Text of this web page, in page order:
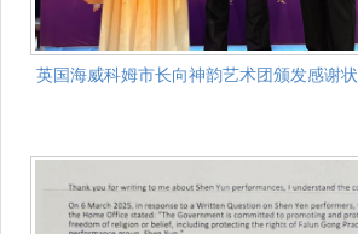
英国海威科姆市长向神韵艺术团颁发感谢状